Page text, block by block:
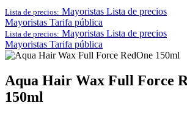
Lista de precios: Mayoristas Lista de precios
Mayoristas Tarifa pública
Lista de precios: Mayoristas Lista de precios
Mayoristas Tarifa pública
Aqua Hair Wax Full Force
150ml